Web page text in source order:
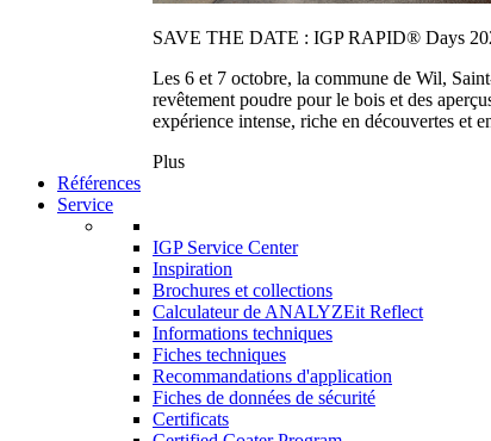
SAVE THE DATE : IGP RAPID® Days
Les 6 et 7 octobre, la commune de Wil,
revêtement poudre pour le bois et des
expérience intense, riche en découvertes et
Plus
Références
Service
IGP Service Center
Inspiration
Brochures et collections
Calculateur de ANALYZEit Reflect
Informations techniques
Fiches techniques
Recommandations d'application
Fiches de données de sécurité
Certificats